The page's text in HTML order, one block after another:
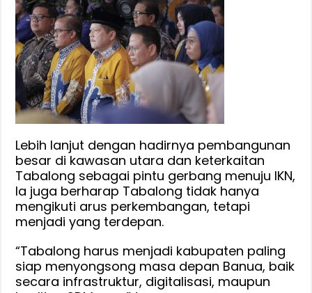
Lebih lanjut dengan hadirnya pembangunan
besar di kawasan utara dan keterkaitan
Tabalong sebagai pintu gerbang menuju IKN,
Ia juga berharap Tabalong tidak hanya
mengikuti arus perkembangan, tetapi
menjadi yang terdepan.
“Tabalong harus menjadi kabupaten paling
siap menyongsong masa depan Banua, baik
secara infrastruktur, digitalisasi, maupun